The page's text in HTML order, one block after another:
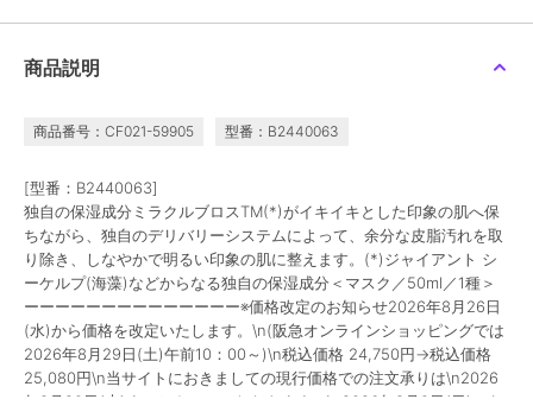
商品説明
商品番号：CF021-59905 型番：B2440063
[型番：B2440063]
独自の保湿成分ミラクルブロスTM(*)がイキイキとした印象の肌へ保
ちながら、独自のデリバリーシステムによって、余分な皮脂汚れを取
り除き、しなやかで明るい印象の肌に整えます。(*)ジャイアント シ
ーケルプ(海藻)などからなる独自の保湿成分＜マスク／50ml／1種＞
ーーーーーーーーーーーーーー※価格改定のお知らせ2026年8月26日
(水)から価格を改定いたします。\n(阪急オンラインショッピングでは
2026年8月29日(土)午前10：00～)\n税込価格 24,750円→税込価格
25,080円\n当サイトにおきましての現行価格での注文承りは\n2026
年8月20日(木)までとさせていただきます。\n2026年8月9日(日)から